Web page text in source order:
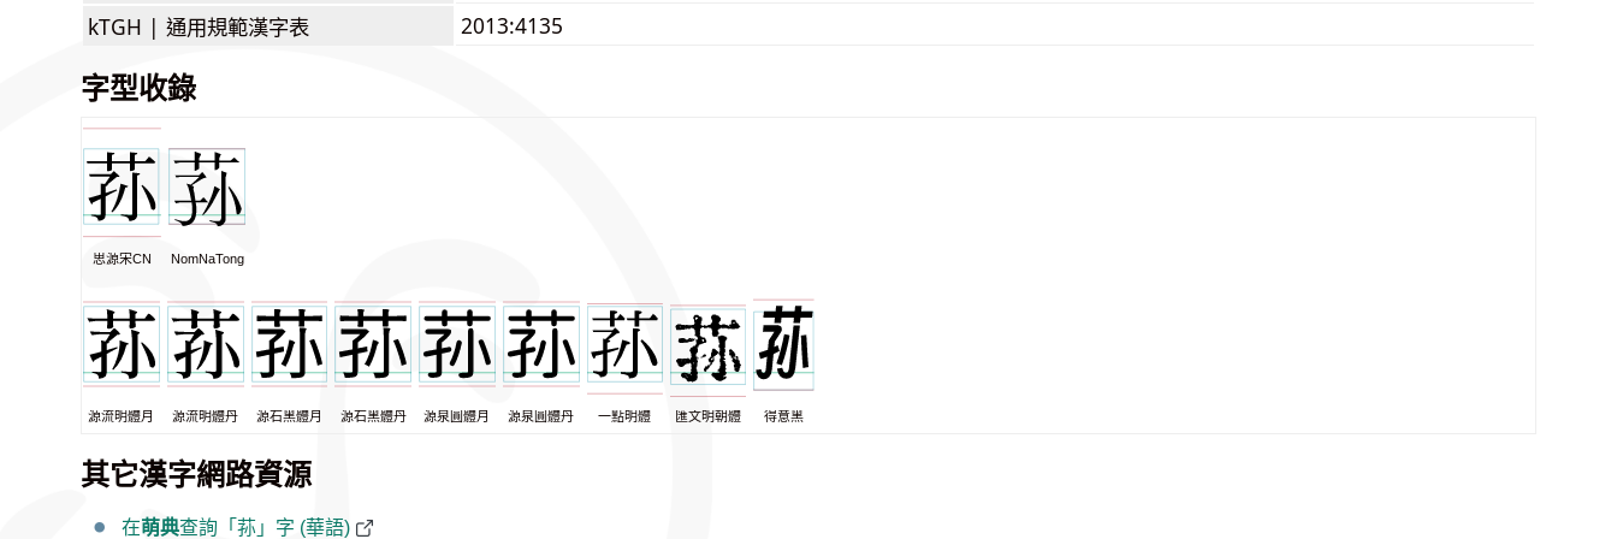
kTGH | 通用規範漢字表 2013:4135
字型收錄
思源宋CN NomNaTong
源流明體月 源流明體丹 源石黑體月 源石黑體丹 源泉圓體月 源泉圓體丹 一點明體 匯文明朝體 得意黑
其它漢字網路資源
在萌典查詢「荪」字 (華語)